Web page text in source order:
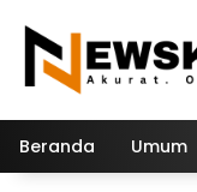
konten
Beranda Umum